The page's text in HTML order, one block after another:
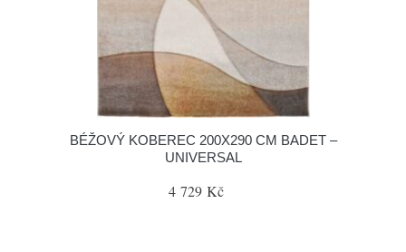
BÉŽOVÝ KOBEREC 200X290 CM BADET –
UNIVERSAL
4 729 Kč